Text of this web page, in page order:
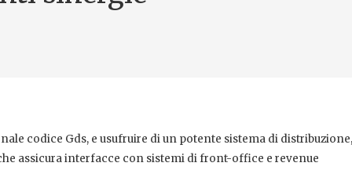
codice Gds, e usufruire di un potente sistema di distribuzione,
assicura interfacce con sistemi di front-office e revenue